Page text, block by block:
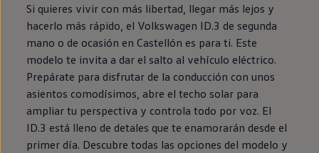
Si quieres vivir con más libertad, llegar más lejos y
hacerlo más rápido, el Volkswagen ID.3 de segunda
mano o de ocasión en Castellón es para ti. Este
modelo te invita a dar el salto al vehículo eléctrico.
Prepárate para disfrutar de la conducción con unos
asientos comodísimos, abre el techo solar para
ampliar tu perspectiva y controla todo por voz. El
ID.3 está lleno de detales que te enamorarán desde el
primer día. Descubre todas las opciones del modelo y